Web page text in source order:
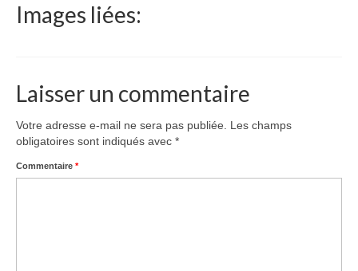
Actualités
Images liées:
Laisser un commentaire
Votre adresse e-mail ne sera pas publiée.
Les champs
obligatoires sont indiqués avec *
Commentaire *